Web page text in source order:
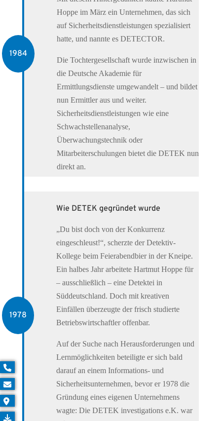
1984
Hoppe im März ein Unternehmen, das sich
auf Sicherheitsdienstleistungen spezialisiert
hatte, und nannte es DETECTOR.
Die Tochtergesellschaft wurde inzwischen in
die Deutsche Akademie für
Ermittlungsdienste umgewandelt – und bildet
nun Ermittler aus und weiter.
Sicherheitsdienstleistungen wie eine
Schwachstellenanalyse,
Überwachungstechnik oder
Mitarbeiterschulungen bietet die DETEK nun
direkt an.
1978
Wie DETEK gegründet wurde
„Du bist doch von der Konkurrenz
eingeschleust!“, scherzte der Detektiv-
Kollege beim Feierabendbier in der Kneipe.
Ein halbes Jahr arbeitete Hartmut Hoppe für
– ausschließlich – eine Detektei in
Süddeutschland. Doch mit kreativen
Einfällen überzeugte der frisch studierte
Betriebswirtschaftler offenbar.
Auf der Suche nach Herausforderungen und
Lernmöglichkeiten beteiligte er sich bald
darauf an einem Informations- und
Sicherheitsunternehmen, bevor er 1978 die
Gründung eines eigenen Unternehmens
wagte: Die DETEK investigations e.K. war